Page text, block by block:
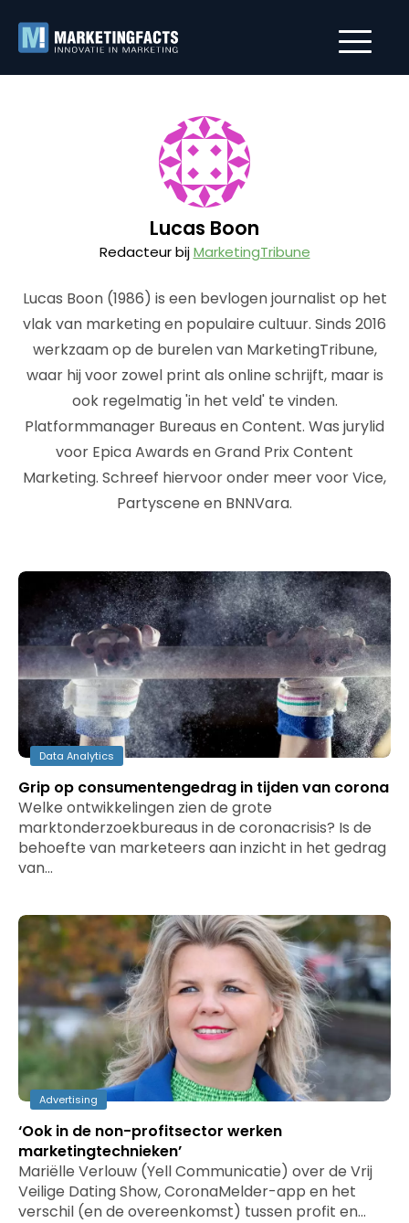
Lucas Boon
Redacteur bijMarketingTribune
Lucas Boon (1986) is een bevlogen journalist op het
vlak van marketing en populaire cultuur. Sinds 2016
werkzaam op de burelen van MarketingTribune,
waar hij voor zowel print als online schrijft, maar is
ook regelmatig 'in het veld' te vinden.
Platformmanager Bureaus en Content. Was jurylid
voor Epica Awards en Grand Prix Content
Marketing. Schreef hiervoor onder meer voor Vice,
Partyscene en BNNVara.
Data Analytics
Grip op consumentengedrag in tijden van corona
Welke ontwikkelingen zien de grote
marktonderzoekbureaus in de coronacrisis? Is de
behoefte van marketeers aan inzicht in het gedrag
van…
Advertising
‘Ook in de non-profitsector werken
marketingtechnieken’
Mariëlle Verlouw (Yell Communicatie) over de Vrij
Veilige Dating Show, CoronaMelder-app en het
verschil (en de overeenkomst) tussen profit en…